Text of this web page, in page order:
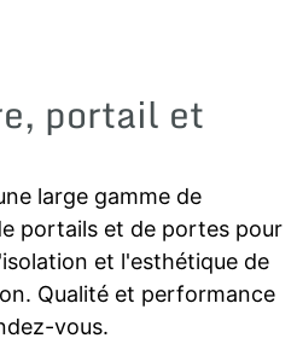
portail et
large gamme de
portails et de portes pour
et l'esthétique de
Qualité et performance
vous.